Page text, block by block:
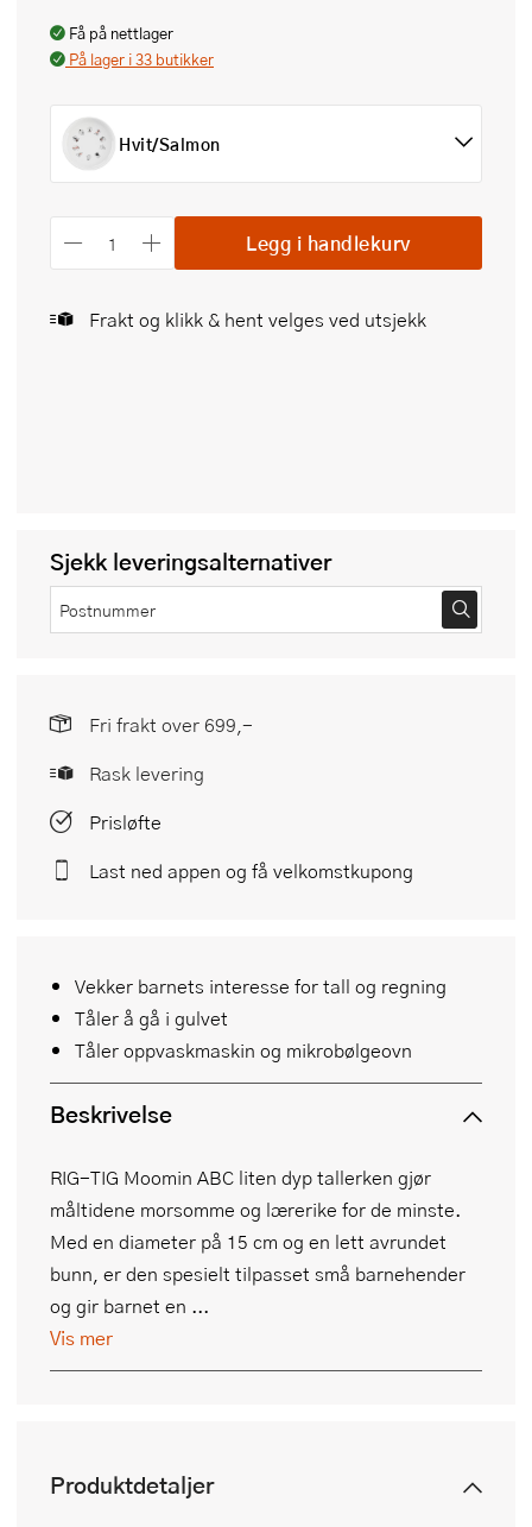
Få på nettlager
På lager i 33 butikker
Hvit/Salmon
Legg i handlekurv
Frakt og klikk & hent velges ved utsjekk
Vekker barnets interesse for tall og regning
Tåler å gå i gulvet
Tåler oppvaskmaskin og mikrobølgeovn
Beskrivelse
RIG-TIG Moomin ABC liten dyp tallerken gjør
måltidene morsomme og lærerike for de minste.
Med en diameter på 15 cm og en lett avrundet
bunn, er den spesielt tilpasset små barnehender
og gir barnet en ...
Vis mer
Sjekk leveringsalternativer
Fri frakt over 699,-
Rask levering
Prisløfte
Last ned appen og få velkomstkupong
Produktdetaljer